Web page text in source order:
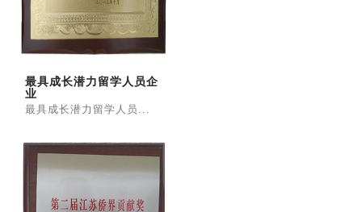
最具成长潜力留学人员企
业
最具成长潜力留学人员...